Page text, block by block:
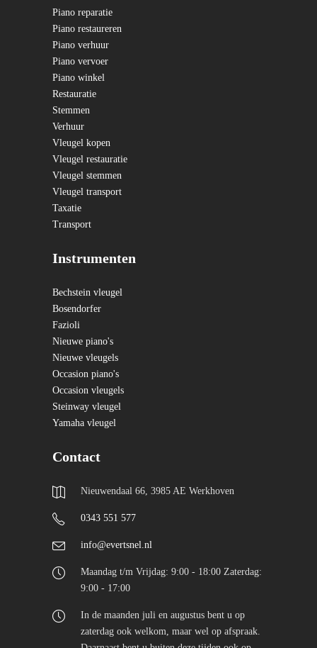
Piano reparatie
Piano restaureren
Piano verhuur
Piano vervoer
Piano winkel
Restauratie
Stemmen
Verhuur
Vleugel kopen
Vleugel restauratie
Vleugel stemmen
Vleugel transport
Taxatie
Transport
Instrumenten
Bechstein vleugel
Bosendorfer
Fazioli
Nieuwe piano's
Nieuwe vleugels
Occasion piano's
Occasion vleugels
Steinway vleugel
Yamaha vleugel
Contact
Nieuwendaal 66, 3985 AE Werkhoven
0343 551 577
info@evertsnel.nl
Maandag t/m Vrijdag: 9:00 - 18:00 Zaterdag:
9:00 - 17:00
In de maanden juli en augustus bent u op
zaterdag ook welkom, maar wel op afspraak.